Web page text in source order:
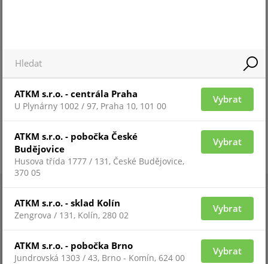
ATKM s.r.o. - centrála Praha
U Plynárny 1002 / 97, Praha 10, 101 00
Vybrat
ATKM s.r.o. - pobočka České
Budějovice
Husova třída 1777 / 131, České Budějovice,
370 05
Vybrat
ATKM s.r.o. - sklad Kolín
Zengrova / 131, Kolín, 280 02
Vybrat
ATKM s.r.o. - pobočka Brno
Jundrovská 1303 / 43, Brno - Komín, 624 00
Vybrat